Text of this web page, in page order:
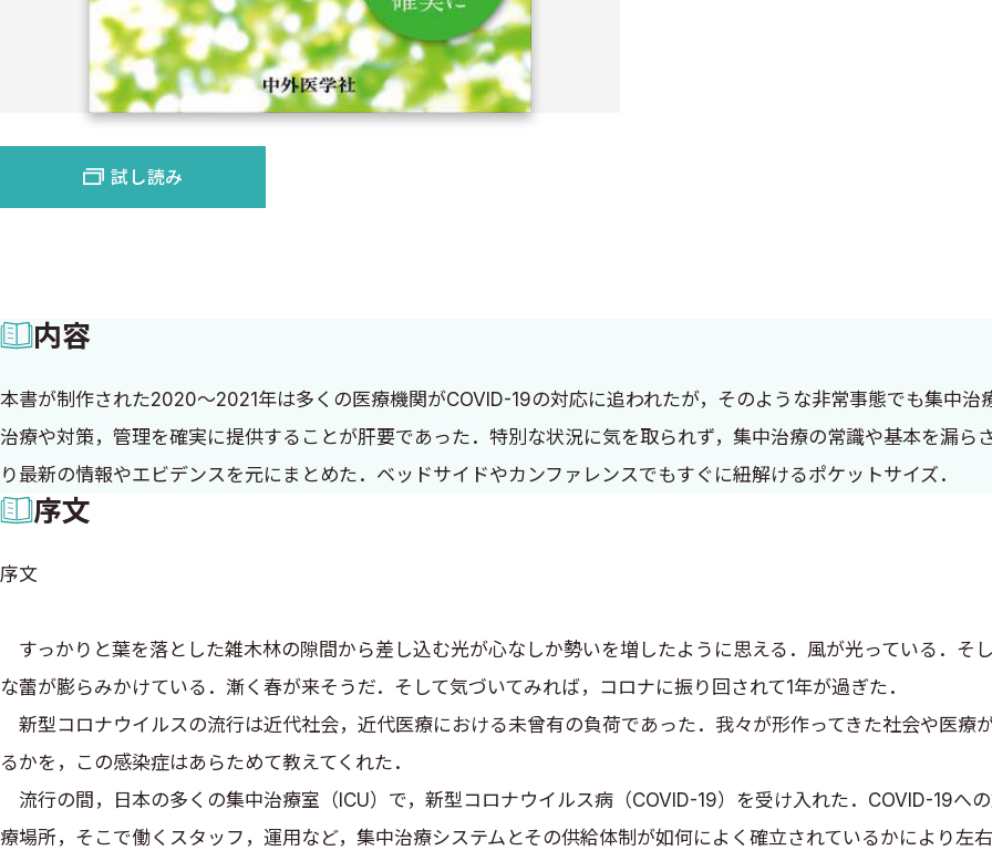
試し読み
内容
本書が制作された2020〜2021年は多くの医療機関がCOVID-19の対応に追われたが，そのような非常事態でも集中治
治療や対策，管理を確実に提供することが肝要であった．特別な状況に気を取られず，集中治療の常識や基本を漏ら
り最新の情報やエビデンスを元にまとめた．ベッドサイドやカンファレンスでもすぐに紐解けるポケットサイズ．
序文
序文
すっかりと葉を落とした雑木林の隙間から差し込む光が心なしか勢いを増したように思える．風が光っている．そ
な蕾が膨らみかけている．漸く春が来そうだ．そして気づいてみれば，コロナに振り回されて1年が過ぎた．
新型コロナウイルスの流行は近代社会，近代医療における未曾有の負荷であった．我々が形作ってきた社会や医療
るかを，この感染症はあらためて教えてくれた．
流行の間，日本の多くの集中治療室（ICU）で，新型コロナウイルス病（COVID-19）を受け入れた．COVID-19へ
療場所，そこで働くスタッフ，運用など，集中治療システムとその供給体制が如何によく確立されているかにより左